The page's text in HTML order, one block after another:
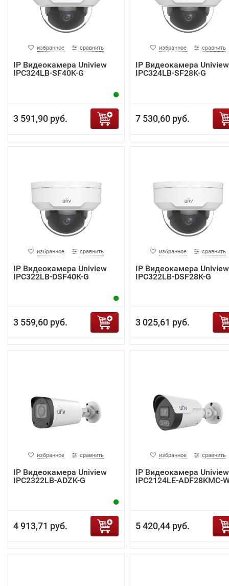
избранное сравнить
IP Видеокамера Uniview
IPC324LB-SF40K-G
3 591,90 руб.
избранное сравнить
IP Видеокамера Uniview
IPC324LB-SF28K-G
7 530,60 руб.
избранное сравнить
IP Видеокамера Uniview
IPC322LB-DSF40K-G
3 559,60 руб.
избранное сравнить
IP Видеокамера Uniview
IPC322LB-DSF28K-G
3 025,61 руб.
избранное сравнить
IP Видеокамера Uniview
IPC2322LB-ADZK-G
4 913,71 руб.
избранное сравнить
IP Видеокамера Uniview
IPC2124LE-ADF28KMC-
5 420,44 руб.